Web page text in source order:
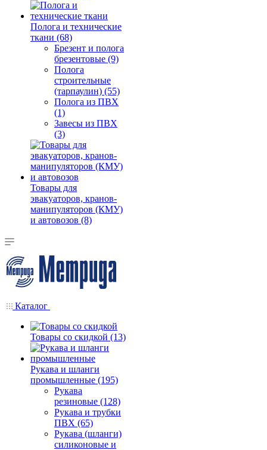
Полога и технические
ткани (68)
Брезент и полога
брезентовые (9)
Полога
строительные
(тарпаулин) (55)
Полога из ПВХ
(1)
Завесы из ПВХ
(3)
Товары для
эвакуаторов, кранов-
манипуляторов (КМУ)
и автовозов (8)
Каталог
Товары со скидкой (13)
Рукава и шланги
промышленные (195)
Рукава
резиновые (128)
Рукава и трубки
ПВХ (65)
Рукава (шланги)
силиконовые и